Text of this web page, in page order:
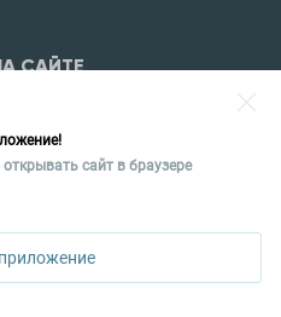
САЙТЕ
сайт в браузере